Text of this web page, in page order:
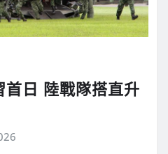
日 陸戰隊搭直升